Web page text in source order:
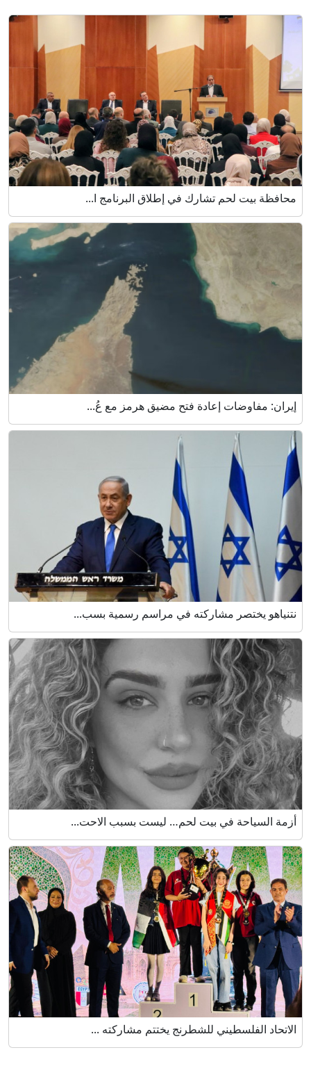
محافظة بيت لحم تشارك في إطلاق البرنامج ا...
إيران: مفاوضات إعادة فتح مضيق هرمز مع عُ...
نتنياهو يختصر مشاركته في مراسم رسمية بسب...
أزمة السياحة في بيت لحم… ليست بسبب الاحت...
الاتحاد الفلسطيني للشطرنج يختتم مشاركته ...